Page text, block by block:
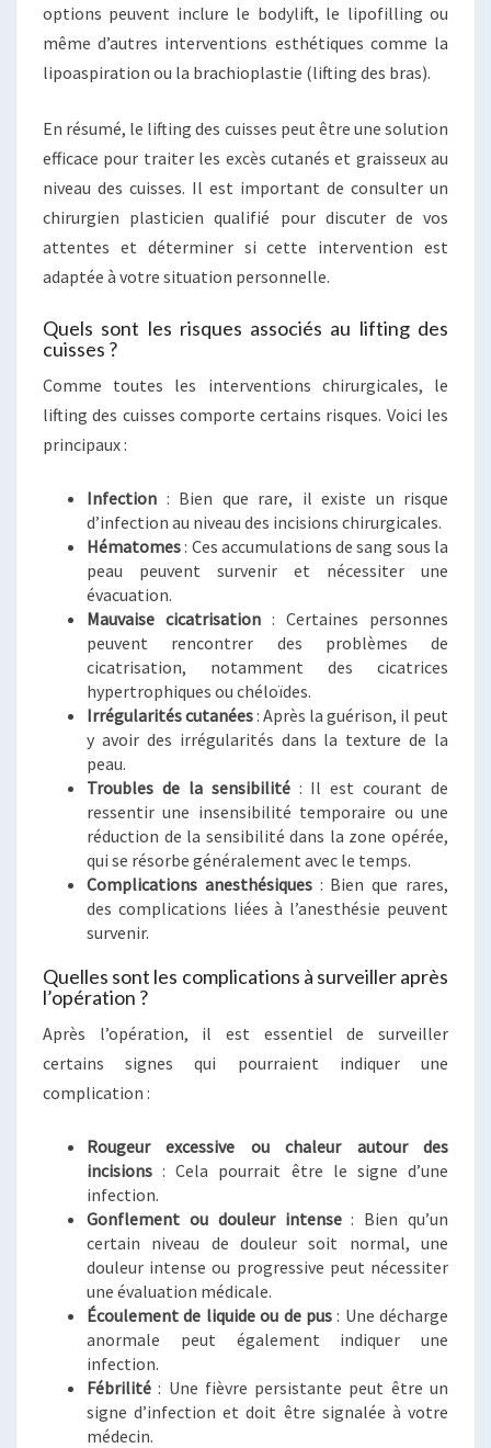
options peuvent inclure le bodylift, le lipofilling ou
même d’autres interventions esthétiques comme la
lipoaspiration ou la brachioplastie (lifting des bras).
En résumé, le lifting des cuisses peut être une solution
efficace pour traiter les excès cutanés et graisseux au
niveau des cuisses. Il est important de consulter un
chirurgien plasticien qualifié pour discuter de vos
attentes et déterminer si cette intervention est
adaptée à votre situation personnelle.
Quels sont les risques associés au lifting des
cuisses ?
Comme toutes les interventions chirurgicales, le
lifting des cuisses comporte certains risques. Voici les
principaux :
Infection : Bien que rare, il existe un risque
d’infection au niveau des incisions chirurgicales.
Hématomes: Ces accumulations de sang sous la
peau peuvent survenir et nécessiter une
évacuation.
Mauvaise cicatrisation : Certaines personnes
peuvent rencontrer des problèmes de
cicatrisation, notamment des cicatrices
hypertrophiques ou chéloïdes.
Irrégularités cutanées: Après la guérison, il peut
y avoir des irrégularités dans la texture de la
peau.
Troubles de la sensibilité: Il est courant de
ressentir une insensibilité temporaire ou une
réduction de la sensibilité dans la zone opérée,
qui se résorbe généralement avec le temps.
Complications anesthésiques: Bien que rares,
des complications liées à l’anesthésie peuvent
survenir.
Quelles sont les complications à surveiller après
l’opération ?
Après l’opération, il est essentiel de surveiller
certains signes qui pourraient indiquer une
complication :
Rougeur excessive ou chaleur autour des
incisions : Cela pourrait être le signe d’une
infection.
Gonflement ou douleur intense: Bien qu’un
certain niveau de douleur soit normal, une
douleur intense ou progressive peut nécessiter
une évaluation médicale.
Écoulement de liquide ou de pus: Une décharge
anormale peut également indiquer une
infection.
Fébrilité : Une fièvre persistante peut être un
signe d’infection et doit être signalée à votre
médecin.